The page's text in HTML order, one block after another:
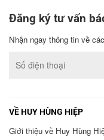
Đăng ký tư vấn
Nhận ngay thông tin về
VỀ HUY HÙNG HIỆP
Giới thiệu về Huy Hùng